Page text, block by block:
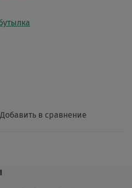
Добавить в сравнение